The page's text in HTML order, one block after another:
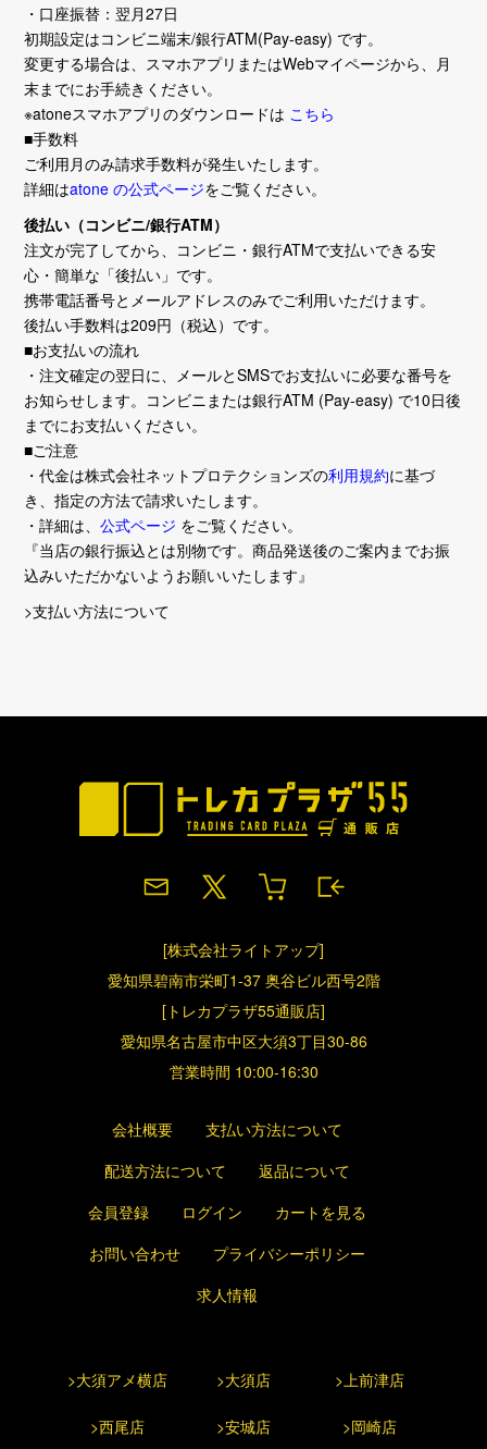
・口座振替：翌月27日
初期設定はコンビニ端末/銀行ATM(Pay-easy) です。
変更する場合は、スマホアプリまたはWebマイページから、月
末までにお手続きください。
※atoneスマホアプリのダウンロードは こちら
■手数料
ご利用月のみ請求手数料が発生いたします。
詳細はatone の公式ページをご覧ください。
後払い（コンビニ/銀行ATM）
注文が完了してから、コンビニ・銀行ATMで支払いできる安
心・簡単な「後払い」です。
携帯電話番号とメールアドレスのみでご利用いただけます。
後払い手数料は209円（税込）です。
■お支払いの流れ
・注文確定の翌日に、メールとSMSでお支払いに必要な番号を
お知らせします。コンビニまたは銀行ATM (Pay-easy) で10日後
までにお支払いください。
■ご注意
・代金は株式会社ネットプロテクションズの利用規約に基づ
き、指定の方法で請求いたします。
・詳細は、公式ページ をご覧ください。
『当店の銀行振込とは別物です。商品発送後のご案内までお振
込みいただかないようお願いいたします』
>支払い方法について
[株式会社ライトアップ]
愛知県碧南市栄町1-37 奥谷ビル西号2階
[トレカプラザ55通販店]
愛知県名古屋市中区大須3丁目30-86
営業時間 10:00-16:30
会社概要
支払い方法について
配送方法について
返品について
会員登録
ログイン
カートを見る
お問い合わせ
プライバシーポリシー
求人情報
>大須アメ横店 >大須店 >上前津店
>西尾店 >安城店 >岡崎店